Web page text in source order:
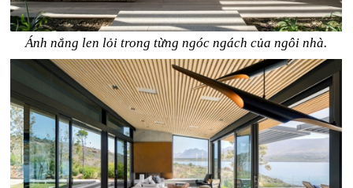
Ánh nắng len lỏi trong từng ngóc ngách của ngôi nhà.